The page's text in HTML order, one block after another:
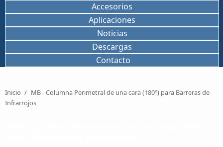
Accesorios
Aplicaciones
Noticias
Descargas
Contacto
Inicio / MB - Columna Perimetral de una cara (180°) para Barreras de
Infrarrojos